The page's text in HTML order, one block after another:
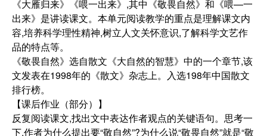
《大雁归来》《喂一出来》,其中《敬畏自然》和《喂—一
出来》是讲读课文。本单元阅读教学的重点是理解课文内
容,培养科学理性精神,树立人文关怀意识,了解科学文艺作
品的特点等。
《敬畏自然》选自散文《大自然的智慧》中的一个章节,该
文发表在1998年的《散文》杂志上。入选198年中国散文
排行榜。
【课后作业（部分）】
反复阅读课文,找出文中表达作者观点的关键语句。思考一
下,作者为什么提出要“敬自然”?为什么说“敬畏自然”就是“敬